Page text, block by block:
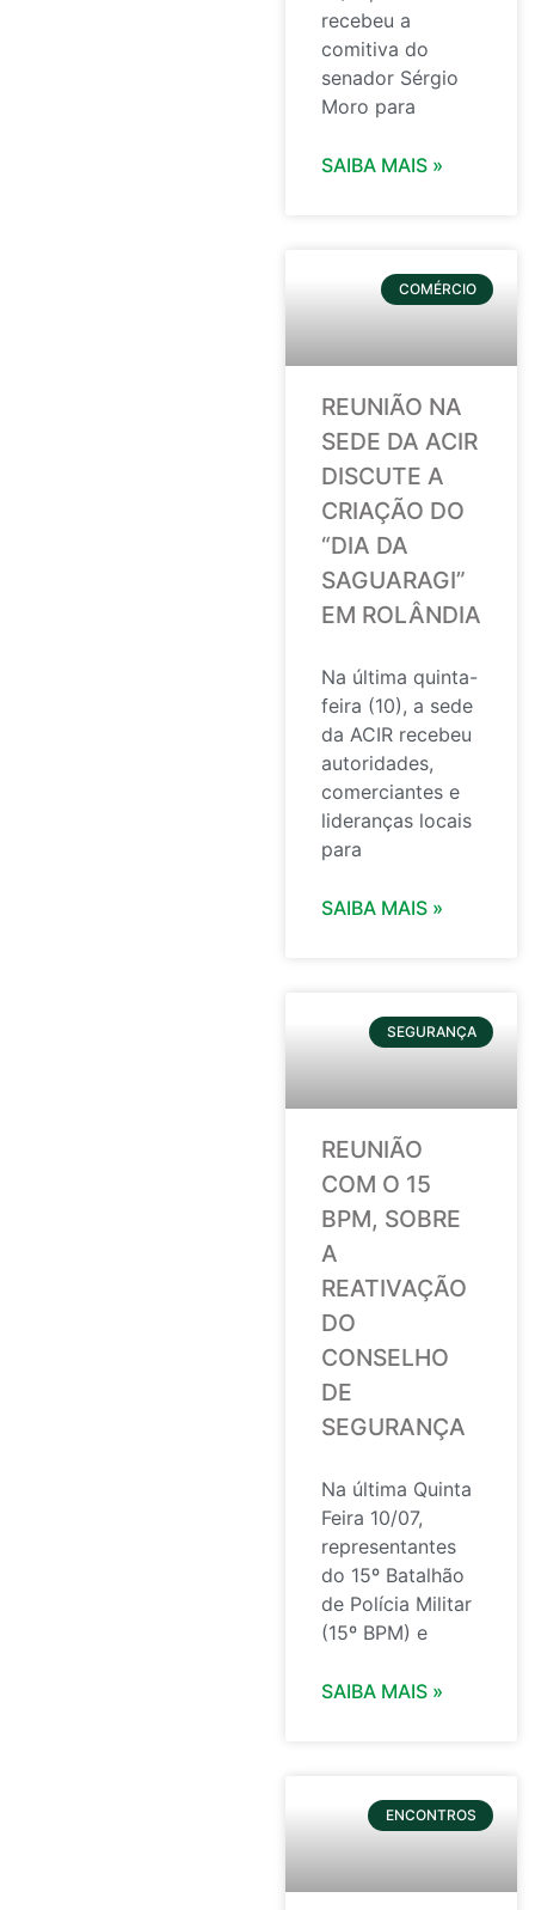
recebeu a
comitiva do
senador Sérgio
Moro para
SAIBA MAIS »
COMÉRCIO
REUNIÃO NA
SEDE DA ACIR
DISCUTE A
CRIAÇÃO DO
“DIA DA
SAGUARAGI”
EM ROLÂNDIA
Na última quinta-
feira (10), a sede
da ACIR recebeu
autoridades,
comerciantes e
lideranças locais
para
SAIBA MAIS »
SEGURANÇA
REUNIÃO
COM O 15
BPM, SOBRE
A
REATIVAÇÃO
DO
CONSELHO
DE
SEGURANÇA
Na última Quinta
Feira 10/07,
representantes
do 15º Batalhão
de Polícia Militar
(15º BPM) e
SAIBA MAIS »
ENCONTROS